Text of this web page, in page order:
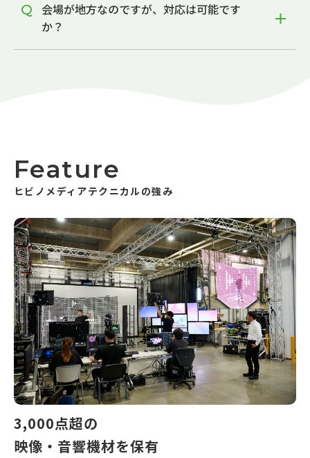
会場が地方なのですが、対応は可能です
か？
Feature
ヒビノメディアテクニカルの強み
3,000点超の
映像・音響機材を保有